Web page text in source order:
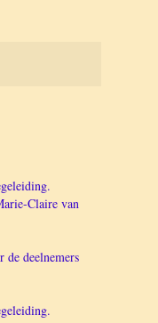
tegen mijn
in dit
wanneer
Claire van
de deelnemers